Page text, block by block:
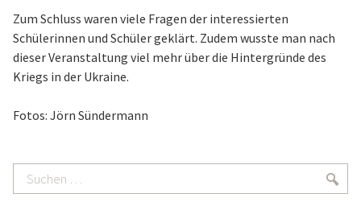
Zum Schluss waren viele Fragen der interessierten
Schülerinnen und Schüler geklärt. Zudem wusste man nach
dieser Veranstaltung viel mehr über die Hintergründe des
Kriegs in der Ukraine.
Fotos: Jörn Sündermann
Suchen
…